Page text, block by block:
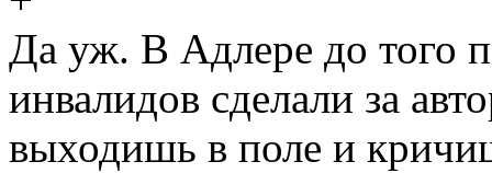
Да уж. В Адлере до того
инвалидов сделали за
выходишь в поле и